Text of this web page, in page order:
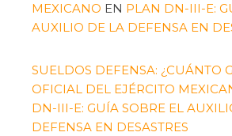
MEXICANO EN PLAN DN-III-E:
AUXILIO DE LA DEFENSA EN
SUELDOS DEFENSA: ¿CUÁNTO
OFICIAL DEL EJÉRCITO
DN-III-E: GUÍA SOBRE EL
DEFENSA EN DESASTRES